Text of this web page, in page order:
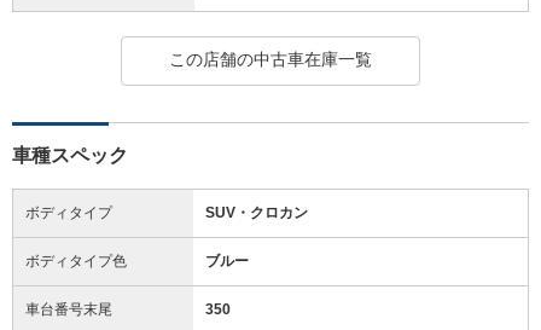
この店舗の中古車在庫一覧
車種スペック
ボディタイプ SUV・クロカン
ボディタイプ色 ブルー
車台番号末尾 350